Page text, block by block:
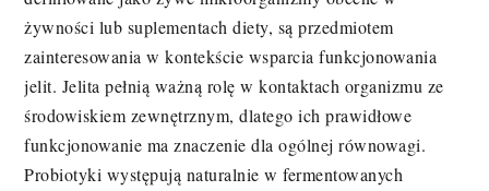
żywności lub suplementach diety, są przedmiotem
zainteresowania w kontekście wsparcia funkcjonowania
jelit. Jelita pełnią ważną rolę w kontaktach organizmu ze
środowiskiem zewnętrznym, dlatego ich prawidłowe
funkcjonowanie ma znaczenie dla ogólnej równowagi.
Probiotyki występują naturalnie w fermentowanych